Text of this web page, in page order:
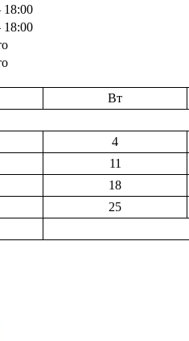
Вт
4
11
18
25